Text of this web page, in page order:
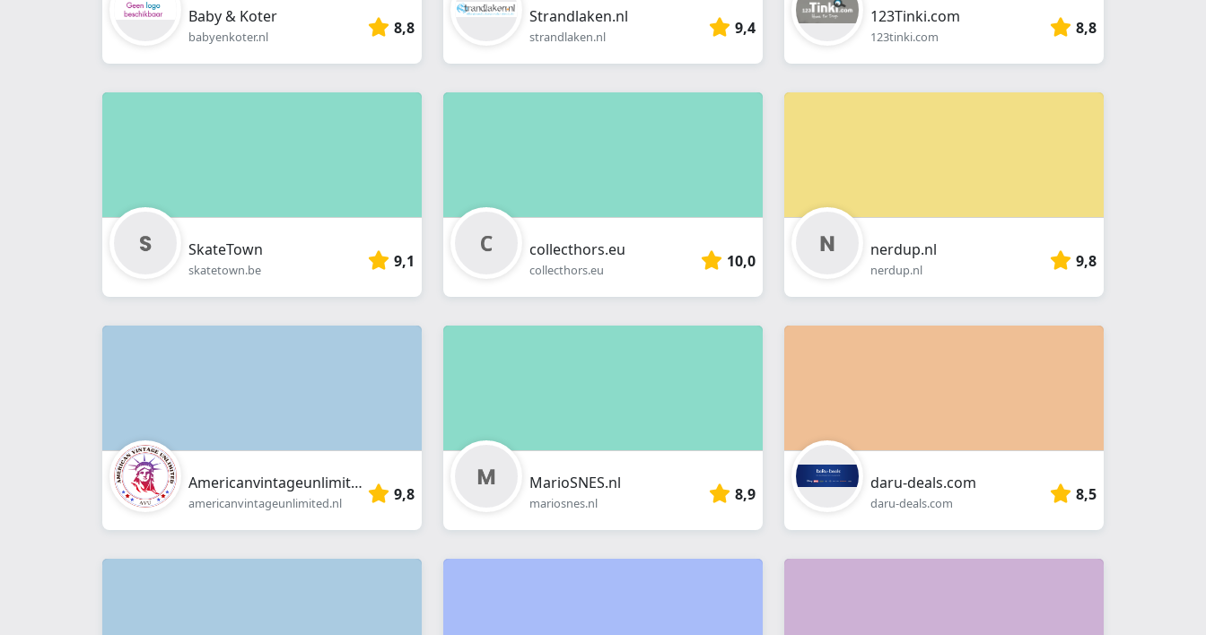
Baby & Koter
babyenkoter.nl 8,8
Strandlaken.nl
strandlaken.nl 9,4
123Tinki.com
123tinki.com 8,8
SkateTown
skatetown.be 9,1
collecthors.eu
collecthors.eu 10,0
nerdup.nl
nerdup.nl 9,8
Americanvintageunlimited
americanvintageunlimited.nl 9,8
MarioSNES.nl
mariosnes.nl 8,9
daru-deals.com
daru-deals.com 8,5